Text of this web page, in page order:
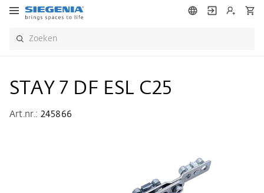
STAY 7 DF ESL C25
Art.nr.: 245866